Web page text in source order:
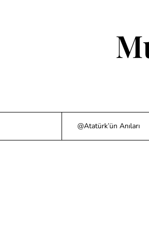
@Atatürk’ün Anıları